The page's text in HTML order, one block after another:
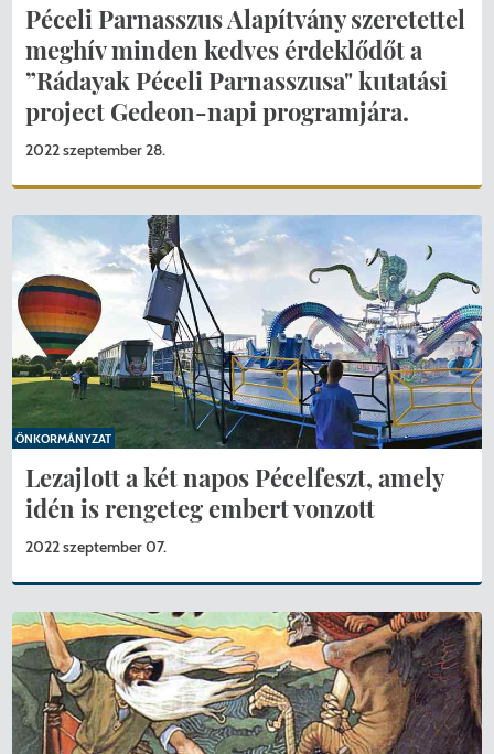
Péceli Parnasszus Alapítvány szeretettel
meghív minden kedves érdeklődőt a
”Rádayak Péceli Parnasszusa" kutatási
project Gedeon-napi programjára.
2022 szeptember 28.
Lezajlott a két napos Pécelfeszt, amely
idén is rengeteg embert vonzott
2022 szeptember 07.
ÖNKORMÁNYZAT